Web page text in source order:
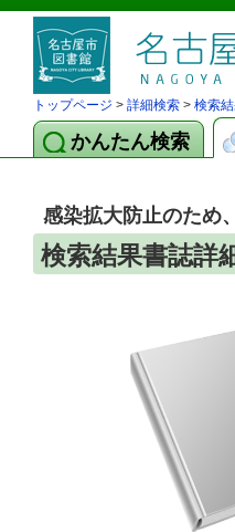
トップページ > 詳細検索 > 検索
かんたん検索
感染拡大防止のため
検索結果書誌詳